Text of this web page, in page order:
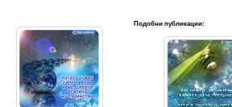
Подобни публикации: